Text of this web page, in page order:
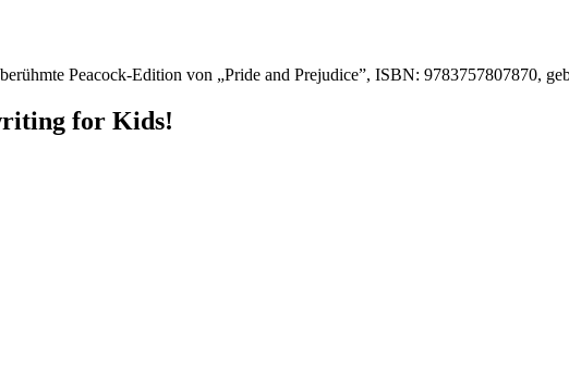
Peacock-Edition von „Pride and Prejudice”, ISBN: 9783757807870,
for Kids!